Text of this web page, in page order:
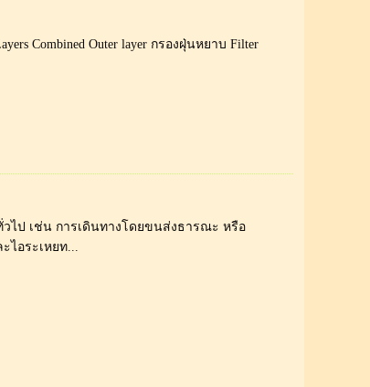
Combined Outer layer กรองฝุ่นหยาบ Filter
ไป เช่น การเดินทางโดยขนส่งธารณะ หรือ
ไอระเหยท...